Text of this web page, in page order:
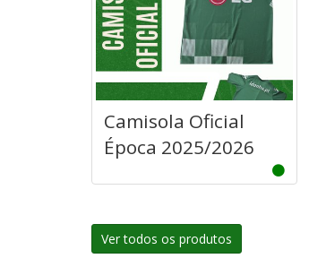
Camisola Oficial
Época 2025/2026
Ver todos os produtos